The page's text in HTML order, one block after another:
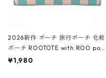
2026新作 ポーチ 旅行ポーチ 化粧
ポーチ ROOTOTE with ROO pou
ch 3532 ルートート WR.ポーチ.ラ
¥1,980